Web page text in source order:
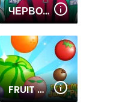
ЧЕРВОНИЙ, ЗЕЛЕНИЙ
FRUIT MATCH JUICY PUZZLE